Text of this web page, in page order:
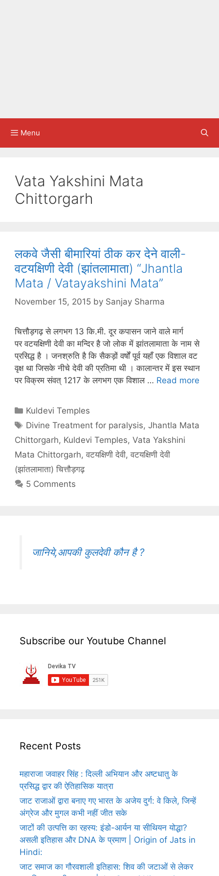
Menu
Vata Yakshini Mata
Chittorgarh
लकवे जैसी बीमारियां ठीक कर देने वाली-
वटयक्षिणी देवी (झांतलामाता) “Jhantla
Mata / Vatayakshini Mata”
November 15, 2015 by Sanjay Sharma
चित्तौड़गढ़ से लगभग 13 कि.मी. दूर कपासन जाने वाले मार्ग
पर वटयक्षिणी देवी का मन्दिर है जो लोक में झांतलामाता के नाम से
प्रसिद्ध है । जनश्रुति है कि सैकड़ों वर्षों पूर्व यहाँ एक विशाल वट
वृक्ष था जिसके नीचे देवी की प्रतिमा थी । कालान्तर में इस स्थान
पर विक्रम संवत् 1217 के लगभग एक विशाल … Read more
Categories
Kuldevi Temples
Tags
Divine Treatment for paralysis,Jhantla Mata
Chittorgarh, Kuldevi Temples, Vata Yakshini
Mata Chittorgarh, वटयक्षिणी देवी, वटयक्षिणी देवी
(झांतलामाता) चित्तौड़गढ़
5 Comments
जानिये,आपकी कुलदेवी कौन है ?
Subscribe our Youtube Channel
Recent Posts
महाराजा जवाहर सिंह : दिल्ली अभियान और अष्टधातु के
प्रसिद्ध द्वार की ऐतिहासिक यात्रा
जाट राजाओं द्वारा बनाए गए भारत के अजेय दुर्ग: वे किले, जिन्हें
अंग्रेज और मुगल कभी नहीं जीत सके
जाटों की उत्पत्ति का रहस्य: इंडो-आर्यन या सीथियन योद्धा?
असली इतिहास और DNA के प्रमाण | Origin of Jats in
Hindi:
जाट समाज का गौरवशाली इतिहास: शिव की जटाओं से लेकर